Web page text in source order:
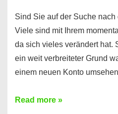
Sind Sie auf der Suche
Viele sind mit Ihrem
da sich vieles verändert hat.
ein weit verbreiteter Grund
einem neuen Konto
Konto
Read more »